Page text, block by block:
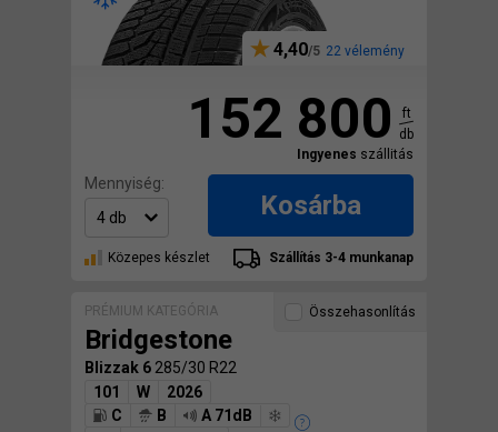
4,40 22 vélemény
152 800
ft
db
Ingyenes szállitás
Mennyiség:
Kosárba
Közepes készlet Szállítás 3-4 munkanap
PRÉMIUM KATEGÓRIA
Bridgestone
Blizzak 6 285/30 R22
101
W
2026
C
B
A 71dB
Összehasonlítás